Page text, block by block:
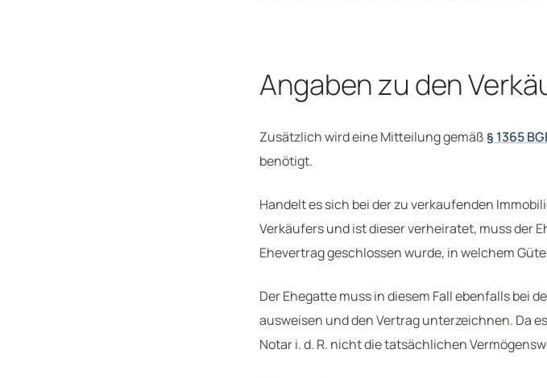
Angaben zu den
Zusätzlich wird eine Mitteilung gemäß§ 1365
benötigt.
Handelt es sich bei der zu verkaufenden
Verkäufers und ist dieser verheiratet, muss der
Ehevertrag geschlossen wurde, in welchem
Der Ehegatte muss in diesem Fall ebenfalls bei
ausweisen und den Vertrag unterzeichnen. Da
Notar i. d. R. nicht die tatsächlichen